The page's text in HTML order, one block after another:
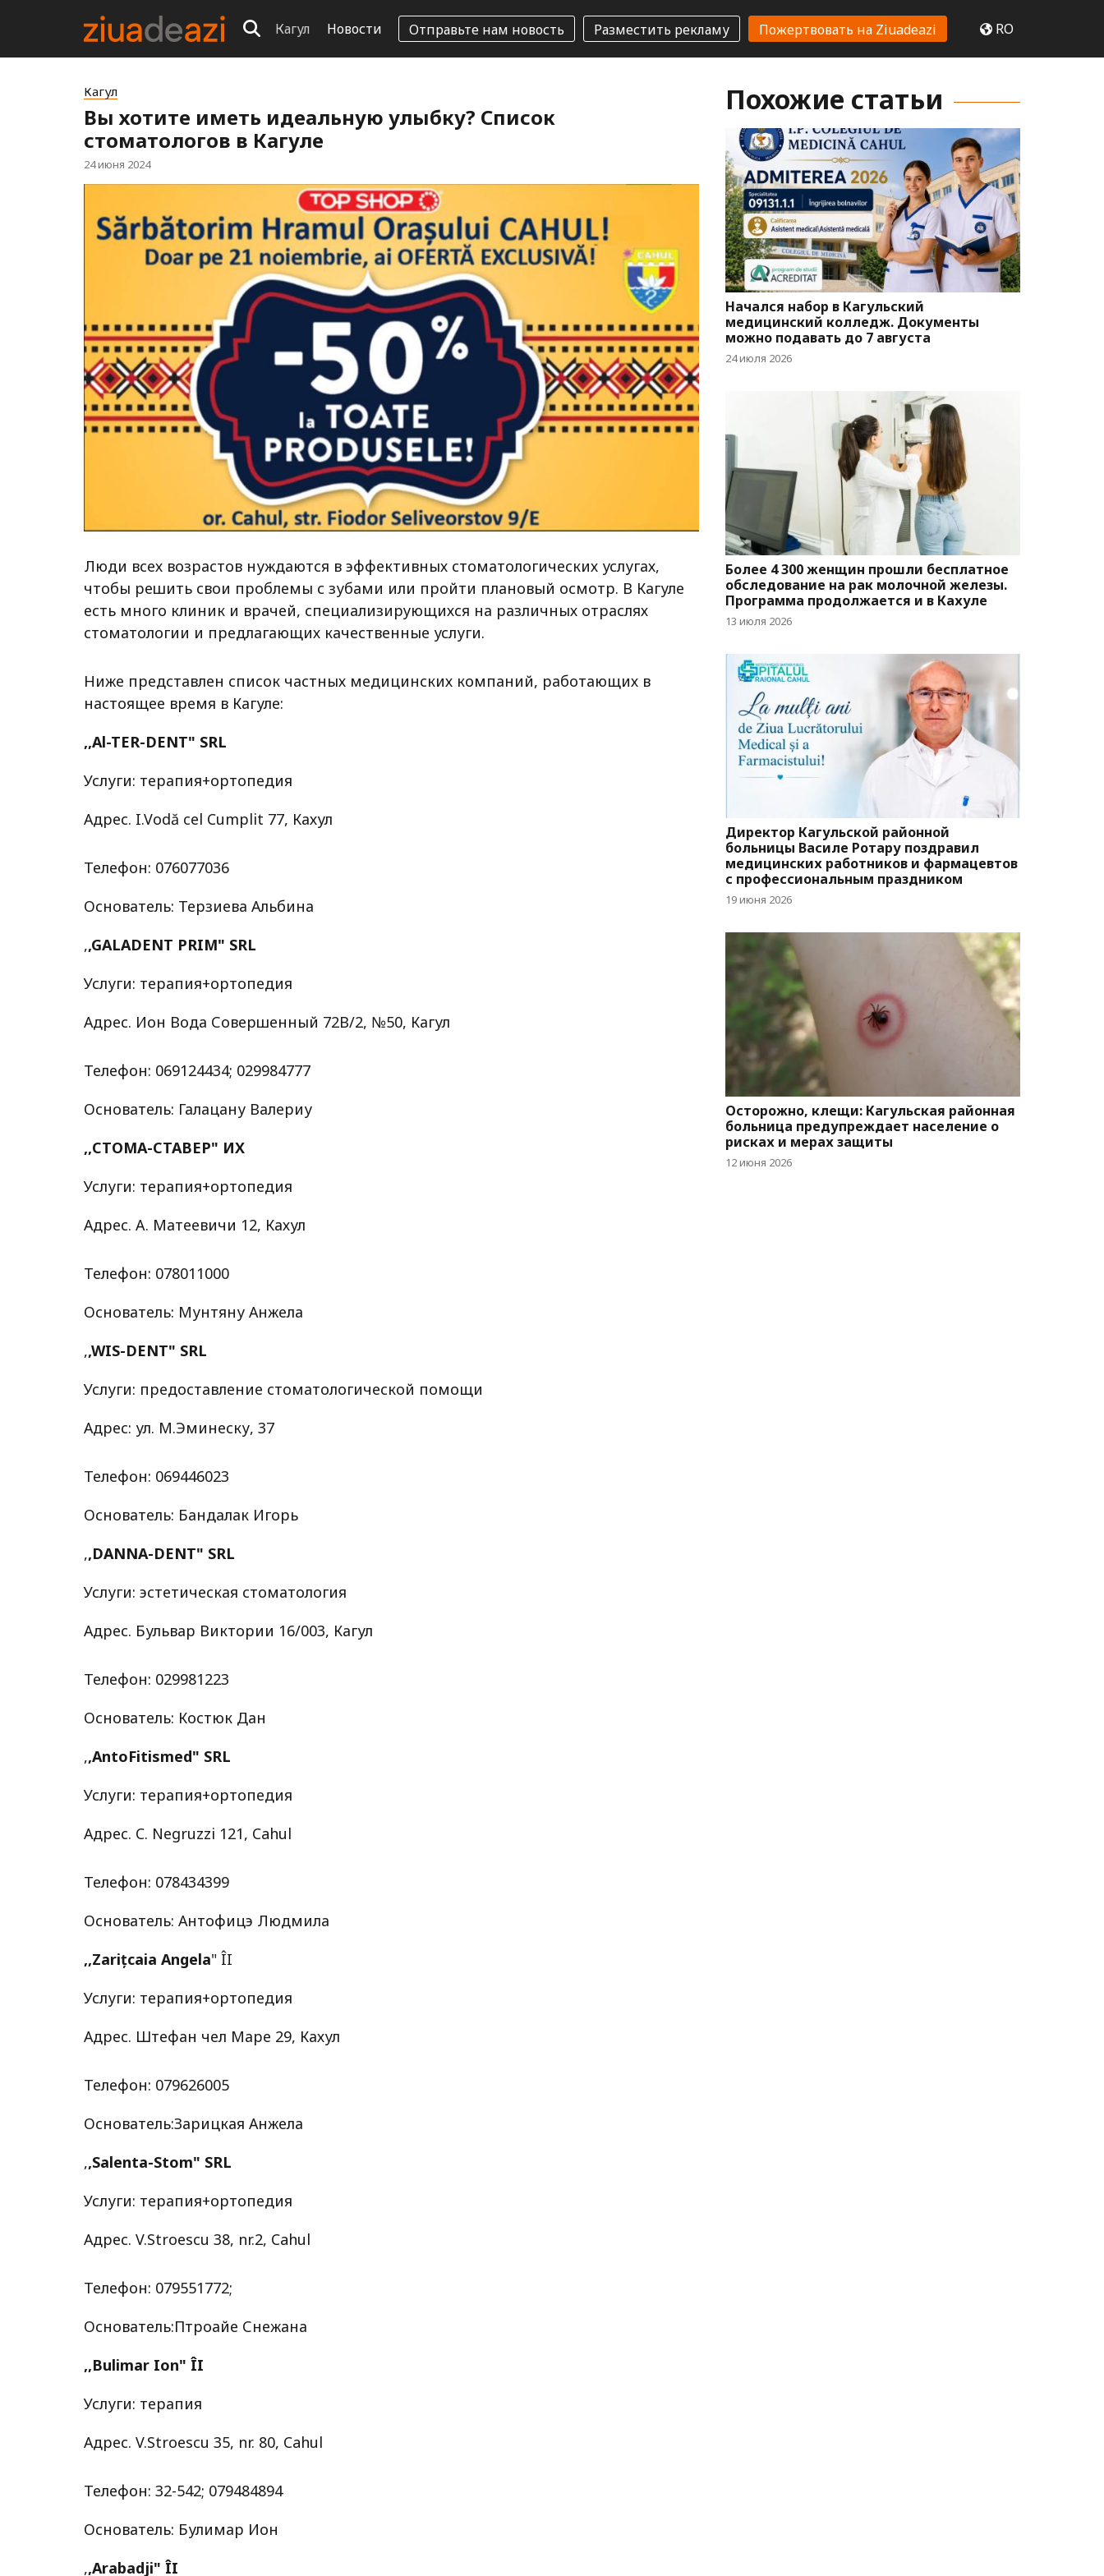
Кагул Новости Отправьте нам новость Разместить рекламу Пожертвовать на Ziuadeazi RO
Кагул
Вы хотите иметь идеальную улыбку? Список
стоматологов в Кагуле
24 июня 2024
Люди всех возрастов нуждаются в эффективных стоматологических услугах,
чтобы решить свои проблемы с зубами или пройти плановый осмотр. В Кагуле
есть много клиник и врачей, специализирующихся на различных отраслях
стоматологии и предлагающих качественные услуги.
Ниже представлен список частных медицинских компаний, работающих в
настоящее время в Кагуле:
,,Al-TER-DENT" SRL
Услуги: терапия+ортопедия
Адрес. I.Vodă cel Cumplit 77, Кахул
Телефон: 076077036
Основатель: Терзиева Альбина
,,GALADENT PRIM" SRL
Услуги: терапия+ортопедия
Адрес. Ион Вода Совершенный 72B/2, №50, Кагул
Телефон: 069124434; 029984777
Основатель: Галацану Валериу
,,СТОМА-СТАВЕР" ИХ
Услуги: терапия+ортопедия
Адрес. A. Матеевичи 12, Кахул
Телефон: 078011000
Основатель: Мунтяну Анжела
,,WIS-DENT" SRL
Услуги: предоставление стоматологической помощи
Адрес: ул. М.Эминеску, 37
Телефон: 069446023
Основатель: Бандалак Игорь
,,DANNA-DENT" SRL
Услуги: эстетическая стоматология
Адрес. Бульвар Виктории 16/003, Кагул
Телефон: 029981223
Основатель: Костюк Дан
,,AntoFitismed" SRL
Услуги: терапия+ортопедия
Адрес. C. Negruzzi 121, Cahul
Телефон: 078434399
Основатель: Антофицэ Людмила
,,Zarițcaia Angela" ÎI
Услуги: терапия+ортопедия
Адрес. Штефан чел Маре 29, Кахул
Телефон: 079626005
Основатель:Зарицкая Анжела
,,Salenta-Stom" SRL
Услуги: терапия+ортопедия
Адрес. V.Stroescu 38, nr.2, Cahul
Телефон: 079551772;
Основатель:Птроайе Снежана
,,Bulimar Ion" ÎI
Услуги: терапия
Адрес. V.Stroescu 35, nr. 80, Cahul
Телефон: 32-542; 079484894
Основатель: Булимар Ион
,,Arabadji" ÎI
Похожие статьи
Начался набор в Кагульский
медицинский колледж. Документы
можно подавать до 7 августа
24 июля 2026
Более 4 300 женщин прошли бесплатное
обследование на рак молочной железы.
Программа продолжается и в Кахуле
13 июля 2026
Директор Кагульской районной
больницы Василе Ротару поздравил
медицинских работников и фармацевтов
с профессиональным праздником
19 июня 2026
Осторожно, клещи: Кагульская районная
больница предупреждает население о
рисках и мерах защиты
12 июня 2026